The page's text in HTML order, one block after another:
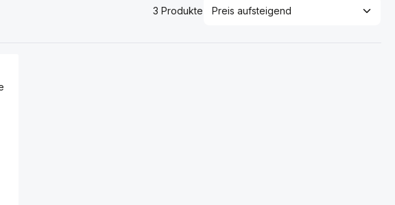
3 Produkte